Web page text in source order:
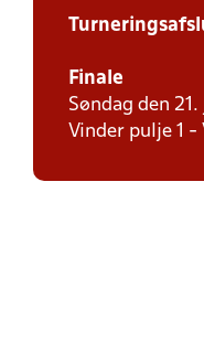
Finale
Søndag den
Vinder pulje 1 -